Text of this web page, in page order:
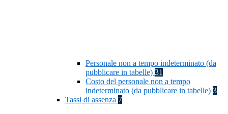
Personale non a tempo indeterminato (da
pubblicare in tabelle) 31
Costo del personale non a tempo
indeterminato (da pubblicare in tabelle) 3
Tassi di assenza 7